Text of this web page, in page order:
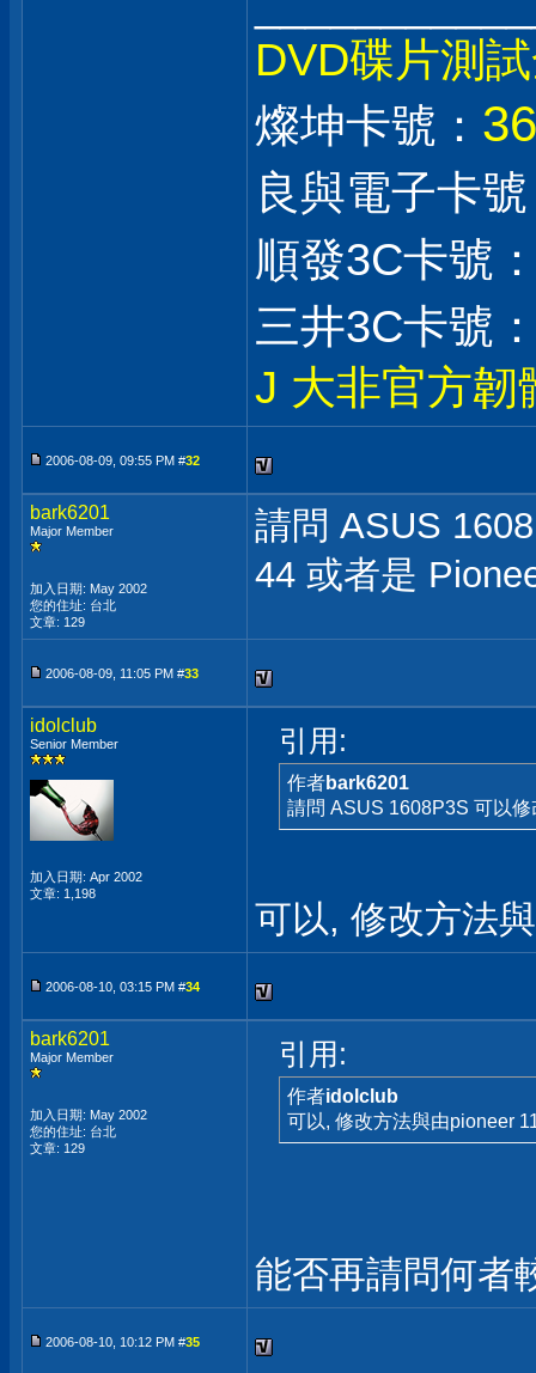
DVD碟片測
燦坤卡號：
良與電子卡
順發3C卡號
三井3C卡號
J 大非官方韌
2006-08-09, 09:55 PM #32
bark6201
Major Member
加入日期: May 2002
您的住址: 台北
文章: 129
請問 ASUS
44 或者是
2006-08-09, 11:05 PM #33
idolclub
Senior Member
加入日期: Apr 2002
文章: 1,198
引用:
作者bark6201
請問 ASUS 1608P3S 可以
可以, 修改方法
2006-08-10, 03:15 PM #34
bark6201
Major Member
加入日期: May 2002
您的住址: 台北
文章: 129
引用:
作者idolclub
可以, 修改方法與由pioneer
能否再請問何者
2006-08-10, 10:12 PM #35